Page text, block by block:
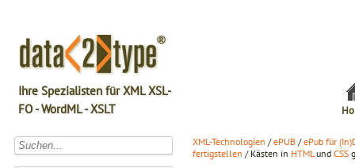
Ihre Spezialisten für XML XSL-
FO - WordML - XSLT
XML-Technologien /ePUB /ePub für
fertigstellen / Kästen in HTMLund CSS